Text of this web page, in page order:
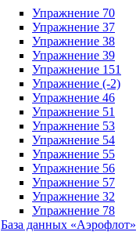
Упражнение 70
Упражнение 37
Упражнение 38
Упражнение 39
Упражнение 151
Упражнение (-2)
Упражнение 46
Упражнение 51
Упражнение 53
Упражнение 54
Упражнение 55
Упражнение 56
Упражнение 57
Упражнение 32
Упражнение 78
База данных «Аэрофлот»